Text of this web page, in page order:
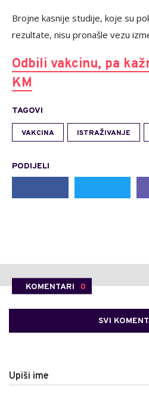
Brojne kasnije studije, koje su
rezultate, nisu pronašle vezu
Odbili vakcinu, pa
KM
TAGOVI
VAKCINA ISTRAŽIVANJE
PODIJELI
KOMENTARI 0
SVI
Upiši ime